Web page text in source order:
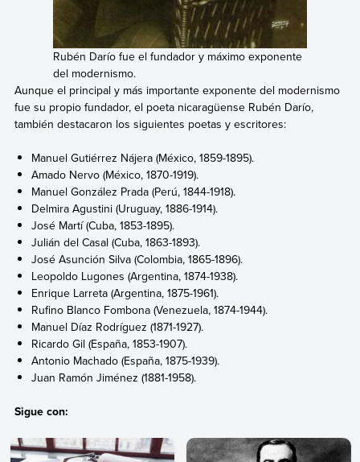
Rubén Darío fue el fundador y máximo exponente
del modernismo.
Aunque el principal y más importante exponente del modernismo
fue su propio fundador, el poeta nicaragüense Rubén Darío,
también destacaron los siguientes poetas y escritores:
Manuel Gutiérrez Nájera (México, 1859-1895).
Amado Nervo (México, 1870-1919).
Manuel González Prada (Perú, 1844-1918).
Delmira Agustini (Uruguay, 1886-1914).
José Martí (Cuba, 1853-1895).
Julián del Casal (Cuba, 1863-1893).
José Asunción Silva (Colombia, 1865-1896).
Leopoldo Lugones (Argentina, 1874-1938).
Enrique Larreta (Argentina, 1875-1961).
Rufino Blanco Fombona (Venezuela, 1874-1944).
Manuel Díaz Rodríguez (1871-1927).
Ricardo Gil (España, 1853-1907).
Antonio Machado (España, 1875-1939).
Juan Ramón Jiménez (1881-1958).
Sigue con: